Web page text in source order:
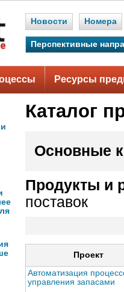
Новости Номера
Перспективные
Ресурсы
Каталог
Основные
Продукты и
поставок
Проект
Автоматизация
управления запасами